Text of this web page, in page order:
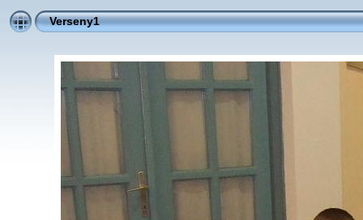
Verseny1